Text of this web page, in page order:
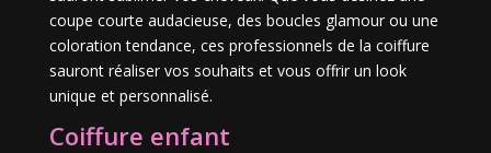
coupe courte audacieuse, des boucles glamour ou une
coloration tendance, ces professionnels de la coiffure
sauront réaliser vos souhaits et vous offrir un look
unique et personnalisé.
Coiffure enfant